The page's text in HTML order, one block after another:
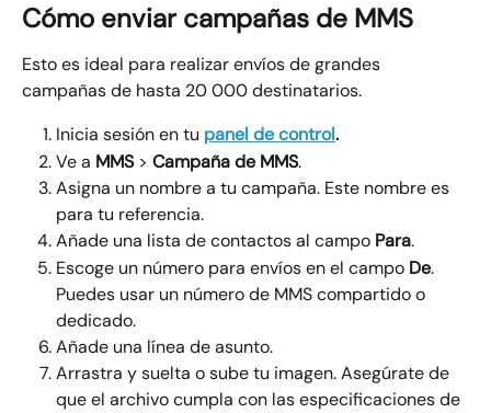
Cómo enviar campañas de MMS
Esto es ideal para realizar envíos de grandes
campañas de hasta 20 000 destinatarios.
Inicia sesión en tu panel de control.
Ve a MMS > Campaña de MMS.
Asigna un nombre a tu campaña. Este nombre es
para tu referencia.
Añade una lista de contactos al campo Para.
Escoge un número para envíos en el campo De.
Puedes usar un número de MMS compartido o
dedicado.
Añade una línea de asunto.
Arrastra y suelta o sube tu imagen. Asegúrate de
que el archivo cumpla con las especificaciones de